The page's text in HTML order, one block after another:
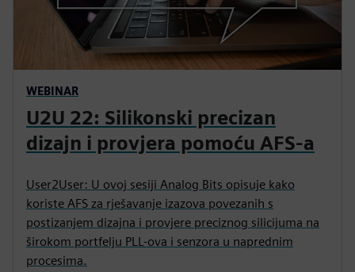
WEBINAR
U2U 22: Silikonski precizan
dizajn i provjera pomoću AFS-a
User2User: U ovoj sesiji Analog Bits opisuje kako
koriste AFS za rješavanje izazova povezanih s
postizanjem dizajna i provjere preciznog silicijuma na
širokom portfelju PLL-ova i senzora u naprednim
procesima.